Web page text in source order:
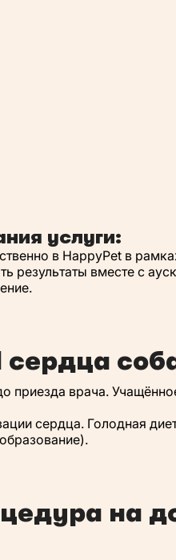
услуги:
в HappyPet в
результаты вместе с
сердца
приезда врача.
сердца. Голодная
на